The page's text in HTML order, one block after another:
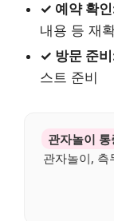
✓ 예약 확
내용 등 재
✓ 방문 준
스트 준비
관자놀이 통
관자놀이, 측